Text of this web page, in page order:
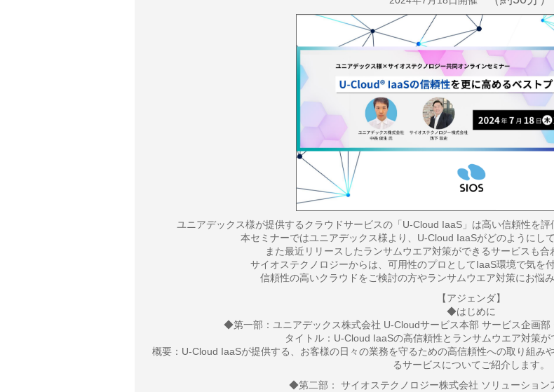
ユニアデックス様が提供するクラウドサービスの「U-Cloud IaaS」は高い信頼性を評
本セミナーではユニアデックス様より、U-Cloud IaaSがどのようにし
また最近リリースしたランサムウエア対策ができるサービスも合
サイオステクノロジーからは、可用性のプロとしてIaaS環境で気を
信頼性の高いクラウドをご検討の方やランサムウエア対策にお悩
【アジェンダ】
◆はじめに
◆第一部：ユニアデックス株式会社 U-Cloudサービス本部 サービス企画
タイトル：U-Cloud IaaSの高信頼性とランサムウエア対策
概要：U-Cloud IaaSが提供する、お客様の日々の業務を守るための高信頼性への取り組み
るサービスについてご紹介します。
◆第二部： サイオステクノロジー株式会社 ソリューション